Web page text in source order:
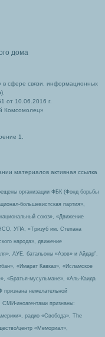
дома
в сфере связи, информационных
от 10.06.2016 г.
Комсомолец»
1.
материалов активная ссылка
организации ФБК (Фонд борьбы
большевистская партия»,
союз», «Движение
УПА, «Тризуб им. Степана
народа», движение
АУЕ, батальоны «Азов» и Айдар″.
«Имарат Кавказ», «Исламское
«Братья-мусульмане», «Аль-Каида
признана нежелательной
СМИ-иноагентами признаны:
радио «Свобода», The
центр «Мемориал»,